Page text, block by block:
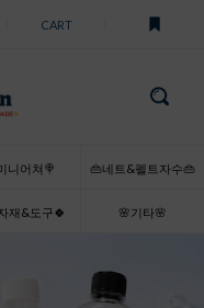
CART
니어쳐🍭 👜네트&펠트자수👜
재&도구🍀 🌸기타🌸